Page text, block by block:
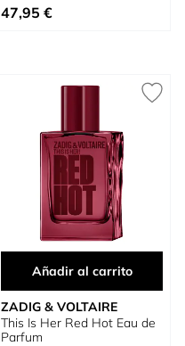
Tan bajo como
47,95 €
Añadir al carrito
ZADIG & VOLTAIRE
This Is Her Red Hot Eau de
Parfum